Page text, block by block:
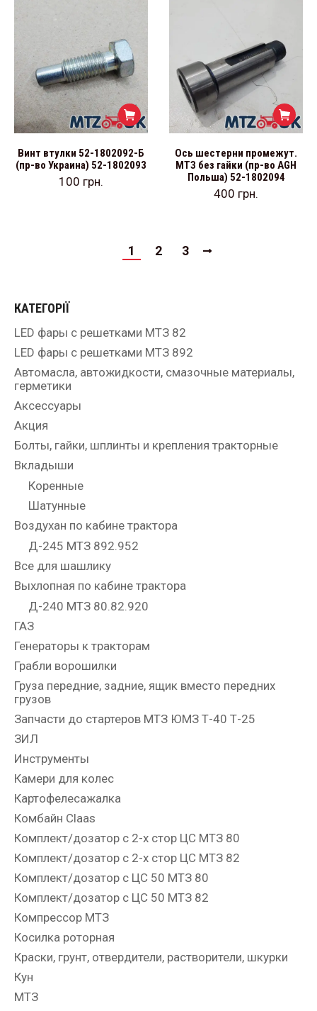
Винт втулки 52-1802092-Б
(пр-во Украина) 52-1802093
100 грн.
Ось шестерни промежут.
МТЗ без гайки (пр-во AGH
Польша) 52-1802094
400 грн.
1 2 3
КАТЕГОРІЇ
LED фары с решетками МТЗ 82
LED фары с решетками МТЗ 892
Автомасла, автожидкости, смазочные материалы,
герметики
Аксессуары
Акция
Болты, гайки, шплинты и крепления тракторные
Вкладыши
Коренные
Шатунные
Воздухан по кабине трактора
Д-245 МТЗ 892.952
Все для шашлику
Выхлопная по кабине трактора
Д-240 МТЗ 80.82.920
ГАЗ
Генераторы к тракторам
Грабли ворошилки
Груза передние, задние, ящик вместо передних
грузов
Запчасти до стартеров МТЗ ЮМЗ Т-40 Т-25
ЗИЛ
Инструменты
Камери для колес
Картофелесажалка
Комбайн Claas
Комплект/дозатор с 2-х стор ЦС МТЗ 80
Комплект/дозатор с 2-х стор ЦС МТЗ 82
Комплект/дозатор с ЦС 50 МТЗ 80
Комплект/дозатор с ЦС 50 МТЗ 82
Компрессор МТЗ
Косилка роторная
Краски, грунт, отвердители, растворители, шкурки
Кун
МТЗ